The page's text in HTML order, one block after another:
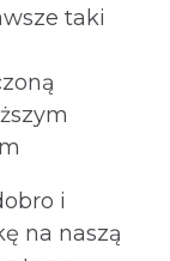
taki
i
na naszą